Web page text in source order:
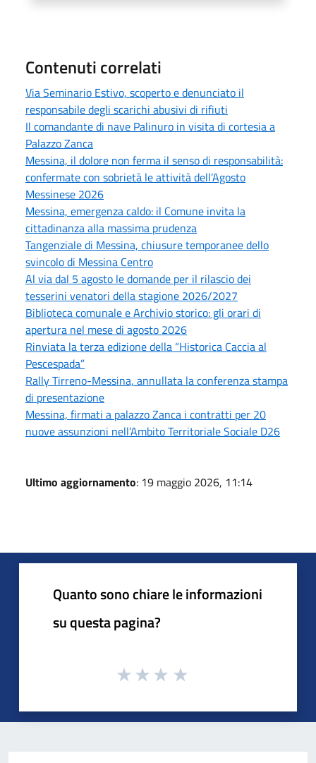
Contenuti correlati
Via Seminario Estivo, scoperto e denunciato il
responsabile degli scarichi abusivi di rifiuti
Il comandante di nave Palinuro in visita di cortesia a
Palazzo Zanca
Messina, il dolore non ferma il senso di responsabilità:
confermate con sobrietà le attività dell’Agosto
Messinese 2026
Messina, emergenza caldo: il Comune invita la
cittadinanza alla massima prudenza
Tangenziale di Messina, chiusure temporanee dello
svincolo di Messina Centro
Al via dal 5 agosto le domande per il rilascio dei
tesserini venatori della stagione 2026/2027
Biblioteca comunale e Archivio storico: gli orari di
apertura nel mese di agosto 2026
Rinviata la terza edizione della “Historica Caccia al
Pescespada”
Rally Tirreno-Messina, annullata la conferenza stampa
di presentazione
Messina, firmati a palazzo Zanca i contratti per 20
nuove assunzioni nell’Ambito Territoriale Sociale D26
Ultimo aggiornamento: 19 maggio 2026, 11:14
Quanto sono chiare le informazioni
su questa pagina?